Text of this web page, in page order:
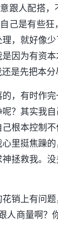
跟人配搭
己是有些
，就好像
因为有资
是先把本分
，有时作
？其实我
根本控制
里挺焦躁
拯救我。
销上有问题
人商量啊？